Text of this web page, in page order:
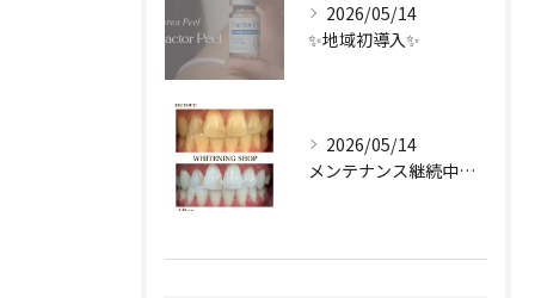
2026/05/14
✨地域初導入✨
2026/05/14
メンテナンス継続中のお客様🤍